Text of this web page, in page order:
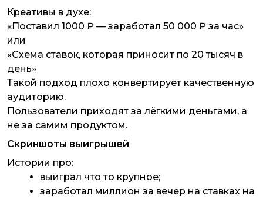
Креативы в духе:
«Поставил 1000 ₽ — заработал 50 000 ₽ за час»
или
«Схема ставок, которая приносит по 20 тысяч в
день»
Такой подход плохо конвертирует качественную
аудиторию.
Пользователи приходят за лёгкими деньгами, а
не за самим продуктом.
Скриншоты выигрышей
Истории про:
выиграл что то крупное;
заработал миллион за вечер на ставках на